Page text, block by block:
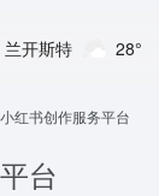
兰开斯特 28°
小红书创作服务平台
台